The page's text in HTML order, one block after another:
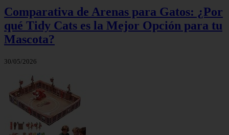
Comparativa de Arenas para Gatos: ¿Por
qué Tidy Cats es la Mejor Opción para tu
Mascota?
30/05/2026